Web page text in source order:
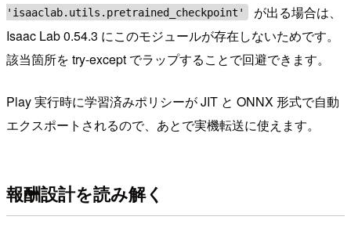
'isaaclab.utils.pretrained_checkpoint'
が出る場合は、
Isaac Lab 0.54.3 にこのモジュールが存在しないためです。
該当箇所を try-except でラップすることで回避できます。
Play 実行時に学習済みポリシーが JIT と ONNX 形式で自動
エクスポートされるので、あとで実機転送に使えます。
報酬設計を読み解く